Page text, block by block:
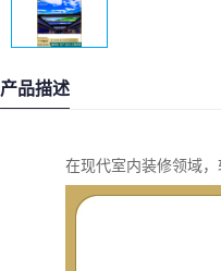
产品描述
在现代室内装修领域